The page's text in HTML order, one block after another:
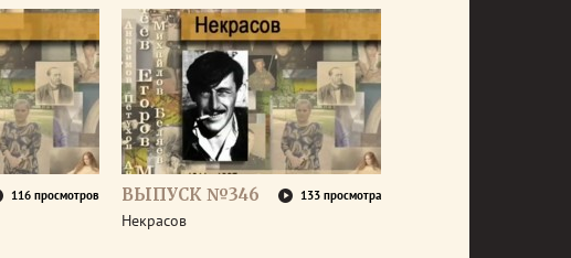
116 просмотров ВЫПУСК №346 133 просмотра
Некрасов